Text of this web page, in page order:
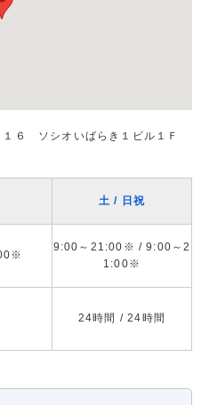
１６ ソシオいばらき１ビル１Ｆ
土 / 日祝
9:00～21:00※ / 9:00～2
1:00※
24時間 / 24時間